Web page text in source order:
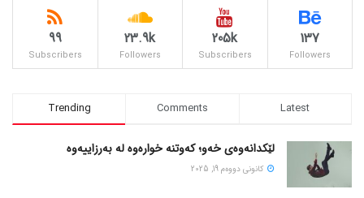
137
Followers
205k
Subscribers
23.9k
Followers
99
Subscribers
Trending Comments Latest
لێکدانەوەی خەو؛ کەوتنە خوارەوە لە بەرزاییەوە
كانونی دووه‌م 19, 2025